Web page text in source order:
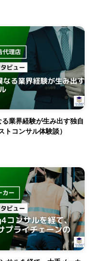
業界経験が生み出す独自
トコンサル体験談）